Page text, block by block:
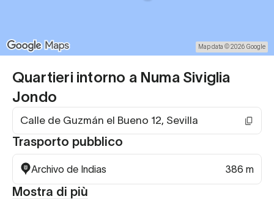
Quartieri intorno a Numa Siviglia
Jondo
Calle de Guzmán el Bueno 12, Sevilla
Trasporto pubblico
Archivo de Indias 386 m
Mostra di più
Map data © 2026 Google